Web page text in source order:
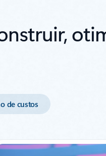
de custos